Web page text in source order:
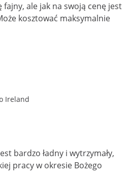
fajny, ale jak na swoją cenę jest
kosztować maksymalnie
Ireland
bardzo ładny i wytrzymały,
pracy w okresie Bożego